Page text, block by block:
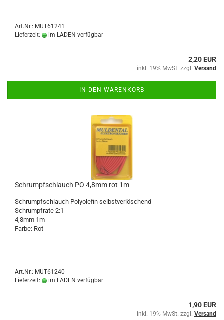
Art.Nr.: MUT61241
Lieferzeit:
im LADEN verfügbar
2,20 EUR
inkl. 19% MwSt. zzgl. Versand
IN DEN WARENKORB
Schrumpfschlauch PO 4,8mm rot 1m
Schrumpfschlauch Polyolefin selbstverlöschend
Schrumpfrate 2:1
4,8mm 1m
Farbe: Rot
Art.Nr.: MUT61240
Lieferzeit:
im LADEN verfügbar
1,90 EUR
inkl. 19% MwSt. zzgl. Versand